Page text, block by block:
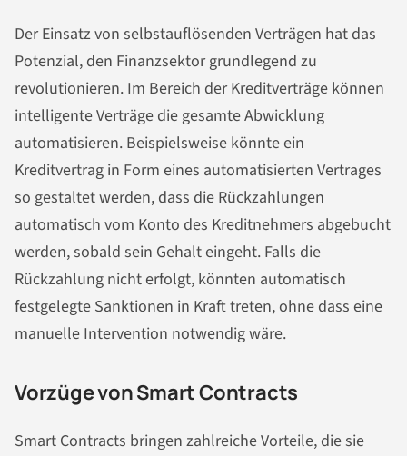
Der Einsatz von selbstauflösenden Verträgen hat das
Potenzial, den Finanzsektor grundlegend zu
revolutionieren. Im Bereich der Kreditverträge können
intelligente Verträge die gesamte Abwicklung
automatisieren. Beispielsweise könnte ein
Kreditvertrag in Form eines automatisierten Vertrages
so gestaltet werden, dass die Rückzahlungen
automatisch vom Konto des Kreditnehmers abgebucht
werden, sobald sein Gehalt eingeht. Falls die
Rückzahlung nicht erfolgt, könnten automatisch
festgelegte Sanktionen in Kraft treten, ohne dass eine
manuelle Intervention notwendig wäre.
Vorzüge von Smart Contracts
Smart Contracts bringen zahlreiche Vorteile, die sie